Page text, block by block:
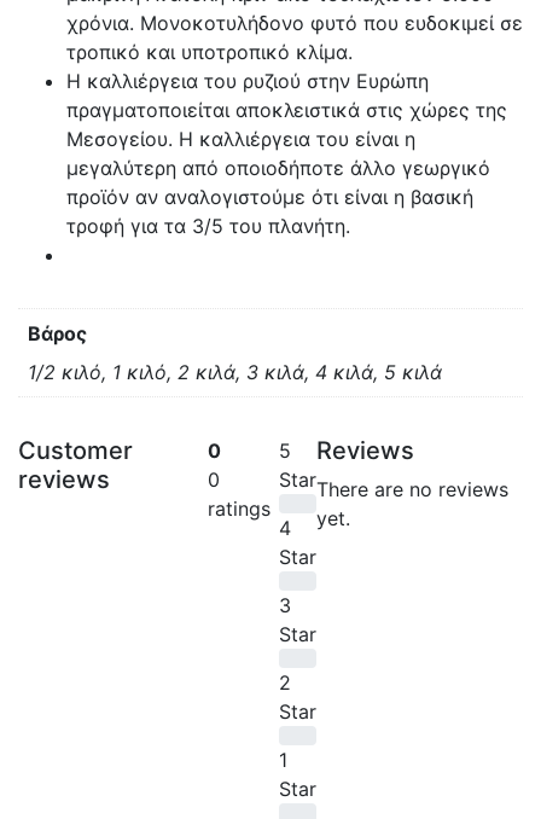
χρόνια. Μονοκοτυλήδονο φυτό που ευδοκιμεί σε
τροπικό και υποτροπικό κλίμα.
Η καλλιέργεια του ρυζιού στην Ευρώπη
πραγματοποιείται αποκλειστικά στις χώρες της
Μεσογείου. Η καλλιέργεια του είναι η
μεγαλύτερη από οποιοδήποτε άλλο γεωργικό
προϊόν αν αναλογιστούμε ότι είναι η βασική
τροφή για τα 3/5 του πλανήτη.
Βάρος
1/2 κιλό, 1 κιλό, 2 κιλά, 3 κιλά, 4 κιλά, 5 κιλά
Customer
reviews
0
0
ratings
5
Star
4
Star
3
Star
2
Star
1
Star
Reviews
There are no reviews
yet.